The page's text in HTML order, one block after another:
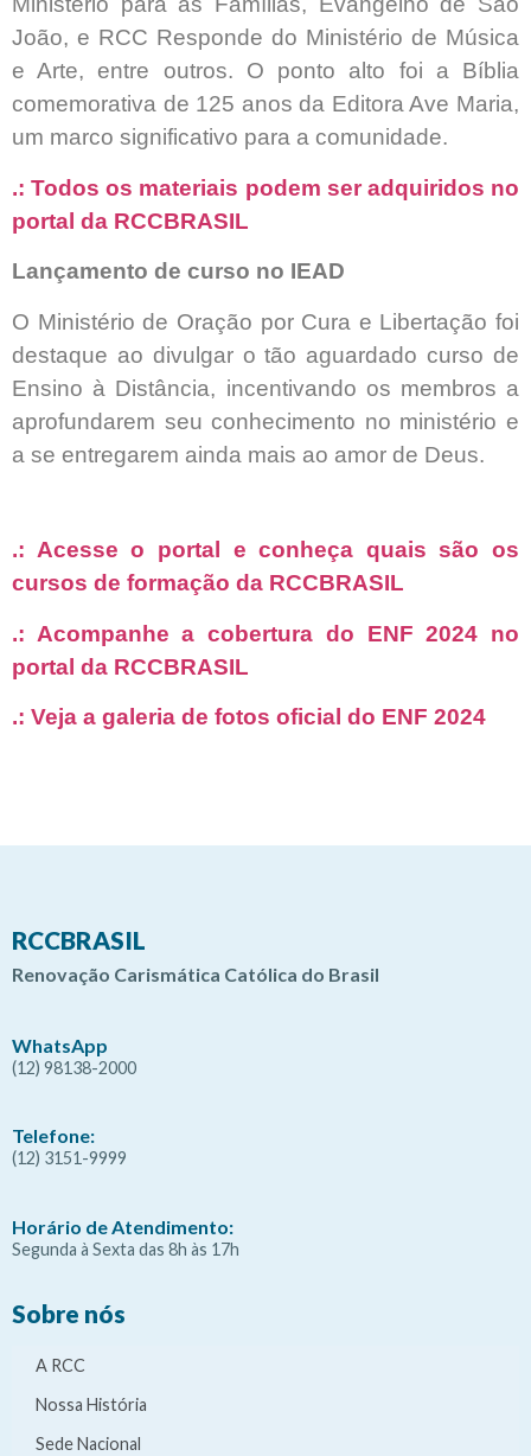
João, e RCC Responde do Ministério de Música
e Arte, entre outros. O ponto alto foi a Bíblia
comemorativa de 125 anos da Editora Ave Maria,
um marco significativo para a comunidade.
.: Todos os materiais podem ser adquiridos no
portal da RCCBRASIL
Lançamento de curso no IEAD
O Ministério de Oração por Cura e Libertação foi
destaque ao divulgar o tão aguardado curso de
Ensino à Distância, incentivando os membros a
aprofundarem seu conhecimento no ministério e
a se entregarem ainda mais ao amor de Deus.
.: Acesse o portal e conheça quais são os
cursos de formação da RCCBRASIL
.: Acompanhe a cobertura do ENF 2024 no
portal da RCCBRASIL
.: Veja a galeria de fotos oficial do ENF 2024
RCCBRASIL
Renovação Carismática Católica do Brasil
WhatsApp
(12) 98138-2000
Telefone:
(12) 3151-9999
Horário de Atendimento:
Segunda à Sexta das 8h às 17h
Sobre nós
A RCC
Nossa História
Sede Nacional